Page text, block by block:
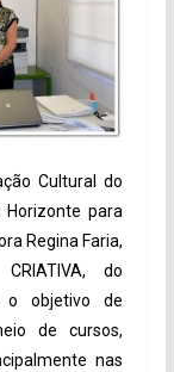
Cultural do
para
Regina Faria,
do
o objetivo de
de cursos,
nas